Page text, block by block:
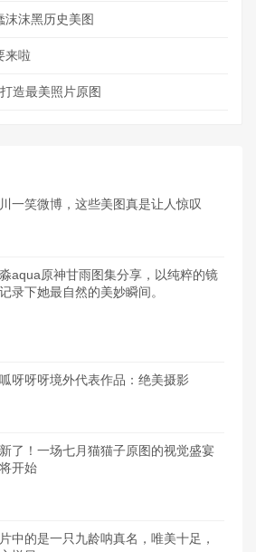
沫沫黑历史美图
来啦
造最美照片原图
一笑微博，这些美图真是让人惊叹
aqua原神甘雨图集分享，以纯粹的镜
录下她最自然的美妙瞬间。
呀呀呀境外代表作品：绝美摄影
了！一场七月猫猫子原图的视觉盛宴
开始
中的是一只九龄呐真名，唯美十足，